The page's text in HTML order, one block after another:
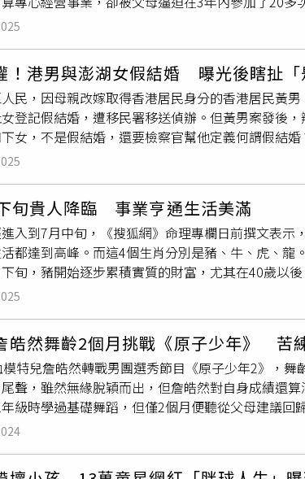
般戀上另一個讓你心動的人，用心感受喔。2.雞
，讓對方進一步示好。本周健康運前三名：1.龍
嘶叫上課或是單純健身，都有很大的收穫。2.虎健
濕潤的乳液，仔細呵護自己的皮膚。3.猴健康：
加麥片，都比油煎的早餐好得多。
為龐大的催婚壓力罹患上恐慌症，每到發病時就
接受相關治療。綜合陸媒報導，江蘇淮安青年小黃
食其力。然而在小黃父母眼中，20多歲的兒子早
非常不滿，多次因此與他發生爭吵。3年前，小
要聽聞有年齡合適的單身女性，便會迅速安排雙
戶，根本無暇顧及感情，然而面對父母的再三逼
機、缺乏
而無疾而終。反覆相親的失敗經歷
相親節奏，但父母一心只想讓他盡快成家，無視他
始，小黃開始偶爾會遭遇突發心慌、胸悶，彷彿胸
分鐘。更嚴重的是，他後來出現腹脹、反酸、噁
送醫，但心電圖、CT等檢查均顯示無明顯異常
上高速公路，甚至搭車時也會莫名緊張、提心吊
到了近日，症狀發作愈發頻繁，一天可以發作2
心身疾病科求診。醫生在深入詳細了解他的生活
」。這是一種由長期心理壓力和情緒壓抑引發的
需要長期情緒疏導與調整，才能恢復正常生活。
！港男與澎湖女假結婚 曝光後瞎扯「
民，因母親改嫁取得香港居民身分的香港居民黃
登記假結婚，遭移民署移送偵辦。但黃男案發後
女，不是假結婚，還要檢察官幫他定義何謂假結
有期徒刑 6月，得易科罰金，並應於刑之執行完
則坦承犯罪，獲檢察官緩起訴處分。黃男是2019
事。並向仝男稱，「因臺灣同婚合法化了、很自由
居留臺灣，想找一名臺灣人來辦理結婚登記，並
曾為同學與同事之杜女時剛好閒談至此，恰巧杜
婚之可能性，於是將此事告知黃男。待黃男與仝
女妹妹因故要前往臺北市，仝男遂幫其訂3天臺北
政申請辦理結婚之戶籍登記。起訴書指出，黃男
說「杜女是我家人安排的童養媳，等我有能力買
人的工作，洗衣、做飯等等」。
旬貴人降臨 事業亨通生活美滿
入到7月中旬，《搜狐網》命理專欄日前撰文表
都達到高峰。而這4個生肖分別是豬、牛、虎、
旬，豬開始逐步累積實質的財富，尤其在40歲以
會，帶領團隊拓展新的市場，或是投資新的項目
之樂，陪伴家人，享受生活的每一分美好。這種富
更加美滿。屬相牛屬牛的朋友七月下旬堪稱「福氣
安穩且豐饒。家人突然送來貼心的禮物，多年的
靠讓福氣自動匯聚。建議每週抽空陪長輩聊聊天
下旬的「偏財」 多來自事業突破！ 「孤辰星」
提前完成拿到獎金，幫公司解決難題獲得特別嘉
化劑。建議把部分獎金用來請團隊吃飯，良好的
屬龍人「紫微星」高懸，計畫報告時加入AI 資料
玉佩可觸發「貴人眼緣」，某龍姓創業家曾憑此簽
皓然舞齡2個月挑戰《原子少年》 苦
特兒詹皓然轉戰男團選秀節目《原子少年2》，
聲，雖然無緣脫穎而出，但詹皓然對自身成績還
級時學過基礎舞蹈，但僅2個月便聽從父母建議
媽認為模特兒產業收入不穩定，母子倆起初還吵
在大學畢業前「做自己想做的事」，成功獲得媽媽
要做自己想做的事。（圖／侯世駿攝）在平面圈打